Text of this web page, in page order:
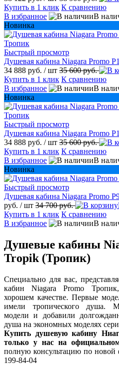
Купить в 1 клик К сравнению
В избранное
В
Новинка
Быстрый просмотр
Душевая кабина Niagara Promo
34 888 руб. / шт 35 600 руб.
Купить в 1 клик К сравнению
В избранное
В
Новинка
Быстрый просмотр
Душевая кабина Niagara Promo
34 888 руб. / шт 35 600 руб.
Купить в 1 клик К сравнению
В избранное
В
Новинка
Быстрый просмотр
Душевая кабина Niagara Promo
руб. / шт 34 700 руб.
Купить в 1 клик К сравнению
В избранное
В
Душевые кабины
Tropik (Тропик)
Специально для вас,
кабин Niagara Promo
хорошем качестве. Первые
имели тропического душа.
модели и добавили
душа на экономных моделях
Купить душевую кабину
только у нас на
полную консультацию по
199-84-04